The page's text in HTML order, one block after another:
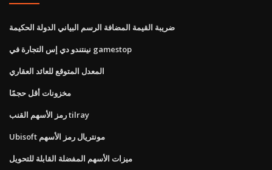
ضريبة القيمة المضافة الرسم البياني الدولة الحكيمة
نينتندو دي إس التجارة في gamestop
المعدل المتوقع للعائد العقاري
مخزونات أقل حجمًا
رمز الأسهم القنب tilray
Ubisoft مونتريال رمز الأسهم
ميزات الأسهم المفضلة القابلة للتحويل